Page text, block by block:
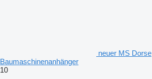
neuer MS Dorse
Baumaschinenanhänger
10